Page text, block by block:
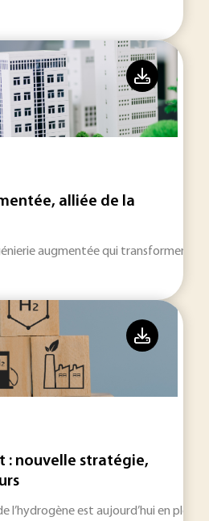
alliée de la
augmentée qui transforment la
: nouvelle stratégie,
l’hydrogène est aujourd’hui en